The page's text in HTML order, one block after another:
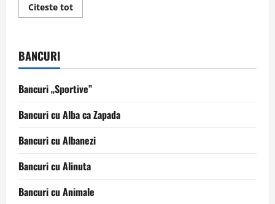
Citeste totRead
more
BANCURI
Bancuri „Sportive”
Bancuri cu Alba ca Zapada
Bancuri cu Albanezi
Bancuri cu Alinuta
Bancuri cu Animale